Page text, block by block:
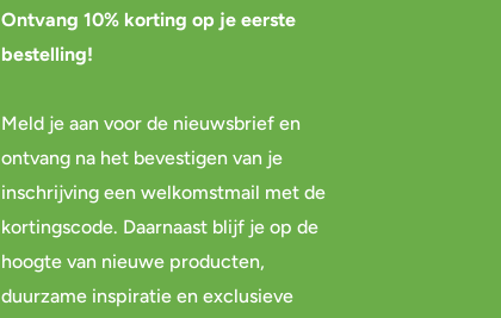
Ontvang 10% korting op je eerste
bestelling!
Meld je aan voor de nieuwsbrief en
ontvang na het bevestigen van je
inschrijving een welkomstmail met de
kortingscode. Daarnaast blijf je op de
hoogte van nieuwe producten,
duurzame inspiratie en exclusieve